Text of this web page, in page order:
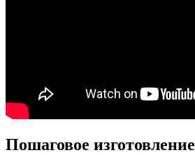
Пошаговое изготовление